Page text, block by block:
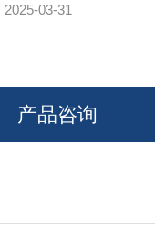
2025-03-31
产品咨询